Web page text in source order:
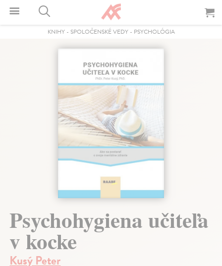
KNIHY- SPOLOČENSKÉ VEDY- PSYCHOLÓGIA
Psychohygiena učiteľa
v kocke
Kusý Peter